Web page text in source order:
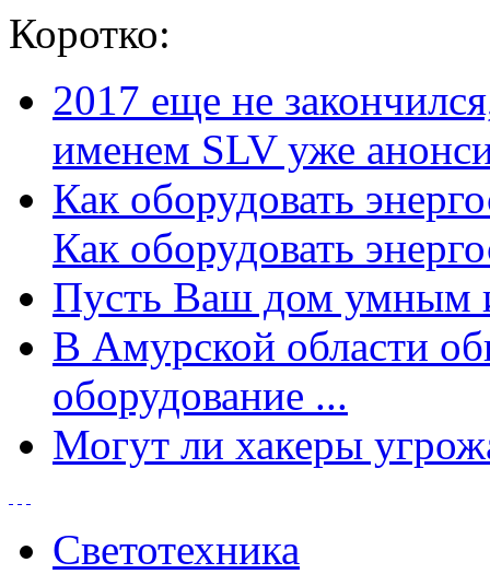
Коротко:
2017 еще не
именем SLV уже
Как оборудовать
Как оборудовать
Пусть Ваш дом умным
В Амурской области
оборудование ...
Могут ли хакеры
Светотехника